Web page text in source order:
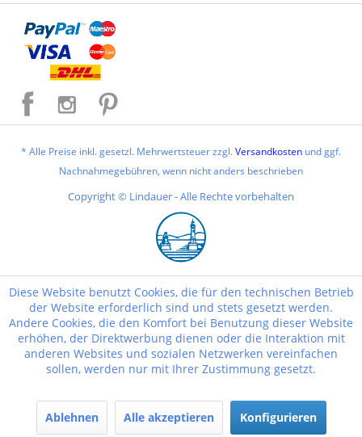
* Alle Preise inkl. gesetzl. Mehrwertsteuer zzgl.Versandkosten und ggf.
Nachnahmegebühren, wenn nicht anders beschrieben
Copyright © Lindauer - Alle Rechte vorbehalten
Diese Website benutzt Cookies, die für den technischen Betrieb
der Website erforderlich sind und stets gesetzt werden.
Andere Cookies, die den Komfort bei Benutzung dieser Website
erhöhen, der Direktwerbung dienen oder die Interaktion mit
anderen Websites und sozialen Netzwerken vereinfachen
sollen, werden nur mit Ihrer Zustimmung gesetzt.
Ablehnen Alle akzeptieren Konfigurieren